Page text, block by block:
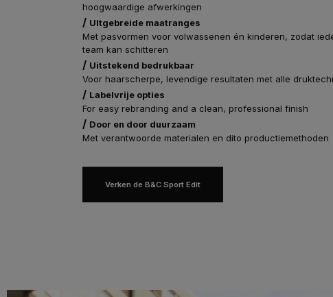
hoogwaardige afwerkingen
/ UItgebreide maatranges
Met pasvormen voor volwassenen én kinderen, zodat
team kan schitteren
/ Uitstekend bedrukbaar
Voor haarscherpe, levendige resultaten met alle
/ Labelvrije opties
For easy rebranding and a clean, professional finish
/ Door en door duurzaam
Met verantwoorde materialen en dito productiemethoden
Verken de B&C Sport Edit